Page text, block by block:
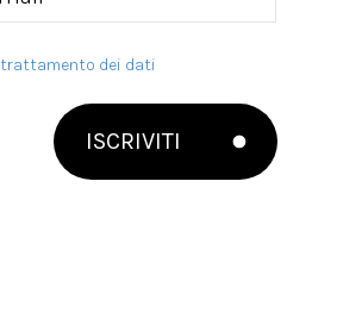
trattamento dei dati
ISCRIVITI